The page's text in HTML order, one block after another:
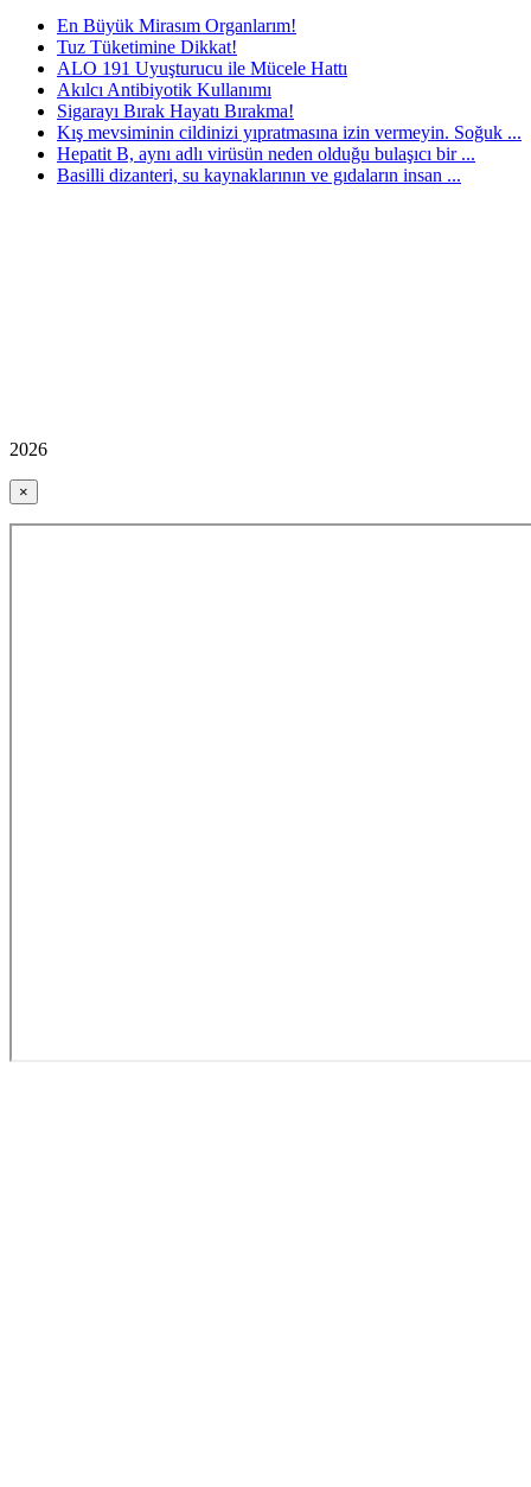
En Büyük Mirasım Organlarım!
Tuz Tüketimine Dikkat!
ALO 191 Uyuşturucu ile Mücele Hattı
Akılcı Antibiyotik Kullanımı
Sigarayı Bırak Hayatı Bırakma!
Kış mevsiminin cildinizi yıpratmasına izin vermeyin. Soğuk ...
Hepatit B, aynı adlı virüsün neden olduğu bulaşıcı bir ...
Basilli dizanteri, su kaynaklarının ve gıdaların insan ...
2026
×